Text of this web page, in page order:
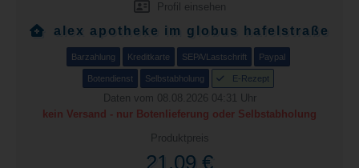
Profil einsehen
alex apotheke im globus hafelstraße
Barzahlung Kreditkarte SEPA/Lastschrift Paypal
Botendienst Selbstabholung E-Rezept
Daten vom 08.08.2026 04:31 Uhr
kein Versand - nur Botenlieferung oder Selbstabholung
Produktpreis
21,09 €